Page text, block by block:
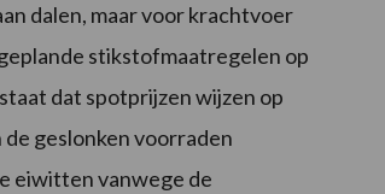
dalen, maar voor krachtvoer
stikstofmaatregelen op
dat spotprijzen wijzen op
geslonken voorraden
eiwitten vanwege de